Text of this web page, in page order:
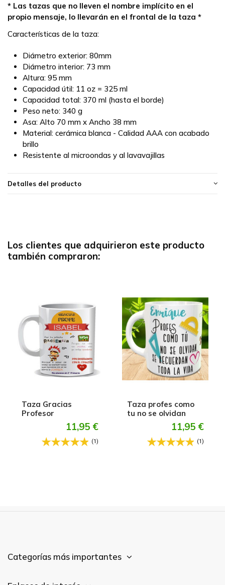
* Las tazas que no lleven el nombre implícito en el
propio mensaje, lo llevarán en el frontal de la taza *
Características de la taza:
Diámetro exterior: 80mm
Diámetro interior: 73 mm
Altura: 95 mm
Capacidad útil: 11 oz = 325 ml
Capacidad total: 370 ml (hasta el borde)
Peso neto: 340 g
Asa: Alto 70 mm x Ancho 38 mm
Material: cerámica blanca - Calidad AAA con acabado
brillo
Resistente al microondas y al lavavajillas
Detalles del producto
Los clientes que adquirieron este producto
también compraron:
Taza Gracias
Profesor
11,95 €
(1)
Taza profes como
tu no se olvidan
11,95 €
(1)
Categorías más importantes